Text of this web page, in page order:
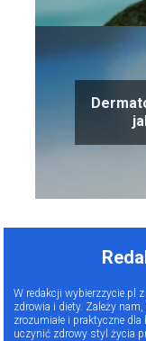
W redakcji wybierzzycie.pl
zdrowia i diety. Zależy
zrozumiałe i praktyczne
uczynić zdrowy styl życia